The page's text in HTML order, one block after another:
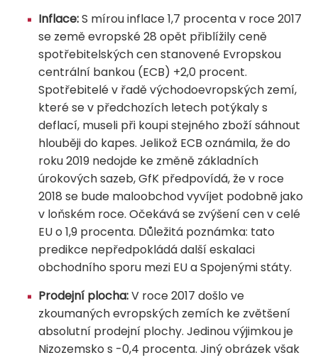
Inflace:S mírou inflace 1,7 procenta v roce 2017
se země evropské 28 opět přiblížily ceně
spotřebitelských cen stanovené Evropskou
centrální bankou (ECB) +2,0 procent.
Spotřebitelé v řadě východoevropských zemí,
které se v předchozích letech potýkaly s
deflací, museli při koupi stejného zboží sáhnout
hlouběji do kapes. Jelikož ECB oznámila, že do
roku 2019 nedojde ke změně základních
úrokových sazeb, GfK předpovídá, že v roce
2018 se bude maloobchod vyvíjet podobně jako
v loňském roce. Očekává se zvýšení cen v celé
EU o 1,9 procenta. Důležitá poznámka: tato
predikce nepředpokládá další eskalaci
obchodního sporu mezi EU a Spojenými státy.
Prodejní plocha:V roce 2017 došlo ve
zkoumaných evropských zemích ke zvětšení
absolutní prodejní plochy. Jedinou výjimkou je
Nizozemsko s -0,4 procenta. Jiný obrázek však